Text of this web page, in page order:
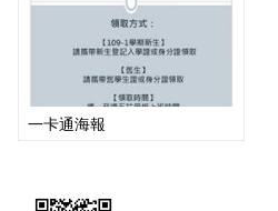
一卡通海報